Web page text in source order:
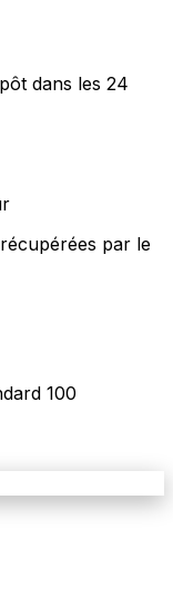
dans les 24
par le
100